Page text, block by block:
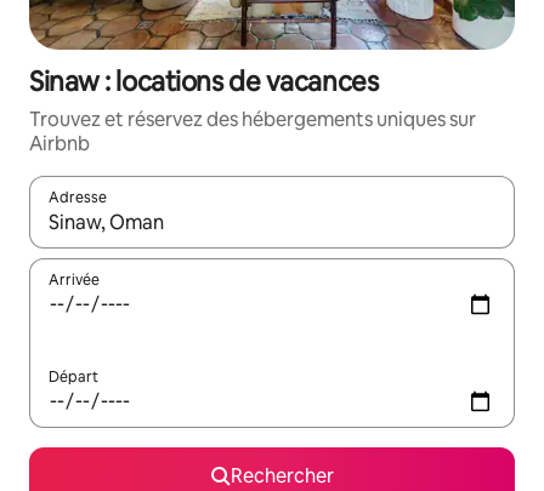
Sinaw : locations de vacances
Trouvez et réservez des hébergements uniques sur
Airbnb
Adresse
Lorsque les résultats s'affichent, utilisez les flèches vers le
Arrivée
Départ
Rechercher